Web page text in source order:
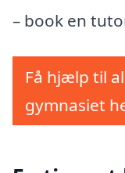
– book en
Få hjælp til
gymnasiet